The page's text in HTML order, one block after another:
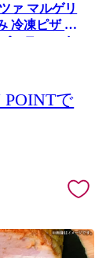
ァ マルゲリ
冷凍ピザ お
ーティー お
で